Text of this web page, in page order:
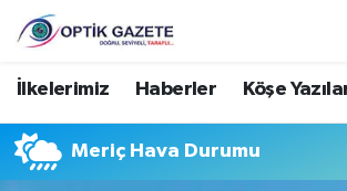
İlkelerimiz Haberler Köşe
Meriç Hava Durumu
Nöbetçi Eczaneler
Hava Durumu